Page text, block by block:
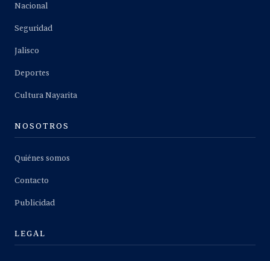
Nacional
Seguridad
Jalisco
Deportes
Cultura Nayarita
NOSOTROS
Quiénes somos
Contacto
Publicidad
LEGAL